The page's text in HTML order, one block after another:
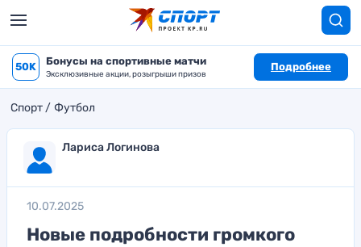
50K Бонусы на спортивные матчи
Эксклюзивные акции, розыгрыши призов
Подробнее
Спорт Футбол
Лариса Логинова
10.07.2025
Новые подробности громкого